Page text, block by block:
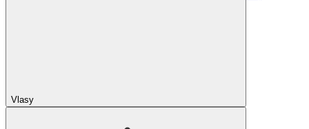
Vlasy